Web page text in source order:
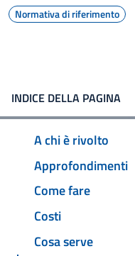
Normativa di riferimento
INDICE DELLA PAGINA
A chi è rivolto
Approfondimenti
Come fare
Costi
Cosa serve